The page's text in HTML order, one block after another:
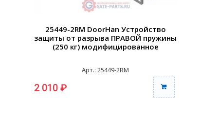
25449-2RM DoorHan Устройство
защиты от разрыва ПРАВОЙ пружины
(250 кг) модифицированное
Арт.: 25449-2RM
2 010 ₽